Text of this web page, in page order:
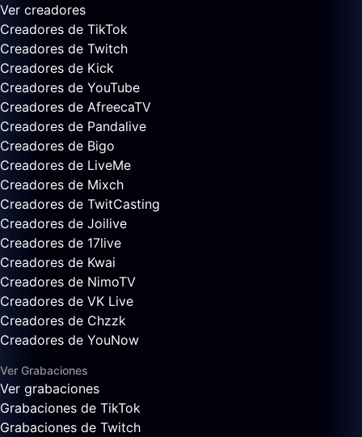
Ver creadores
Creadores de TikTok
Creadores de Twitch
Creadores de Kick
Creadores de YouTube
Creadores de AfreecaTV
Creadores de Pandalive
Creadores de Bigo
Creadores de LiveMe
Creadores de Mixch
Creadores de TwitCasting
Creadores de Joilive
Creadores de 17live
Creadores de Kwai
Creadores de NimoTV
Creadores de VK Live
Creadores de Chzzk
Creadores de YouNow
Ver Grabaciones
Ver grabaciones
Grabaciones de TikTok
Grabaciones de Twitch